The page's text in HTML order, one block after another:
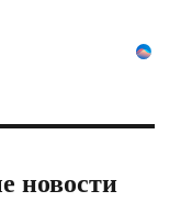
новости